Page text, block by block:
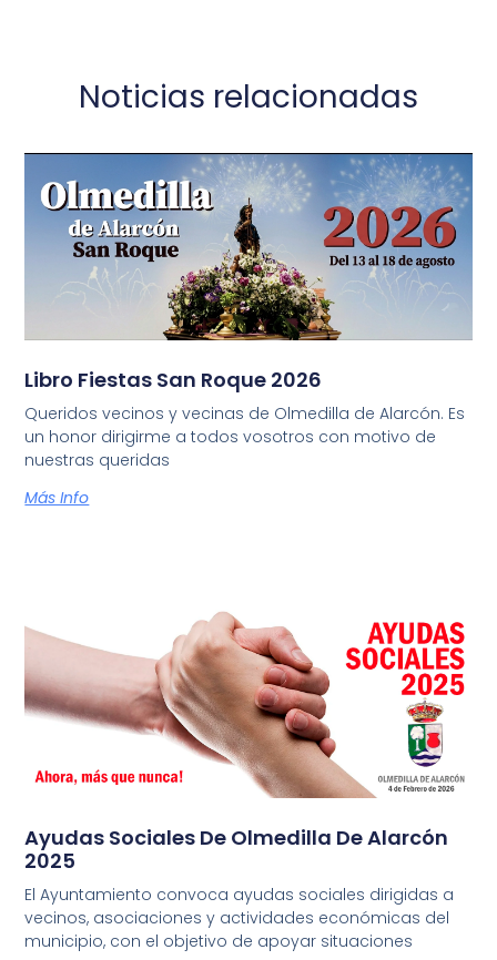
Noticias relacionadas
Libro Fiestas San Roque 2026
Queridos vecinos y vecinas de Olmedilla de Alarcón. Es
un honor dirigirme a todos vosotros con motivo de
nuestras queridas
Más Info
Ayudas Sociales De Olmedilla De Alarcón
2025
El Ayuntamiento convoca ayudas sociales dirigidas a
vecinos, asociaciones y actividades económicas del
municipio, con el objetivo de apoyar situaciones